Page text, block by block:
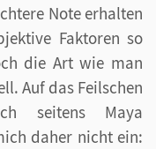
Note erhalten
Faktoren so
die Art wie man
Auf das Feilschen
seitens Maya
daher nicht ein: